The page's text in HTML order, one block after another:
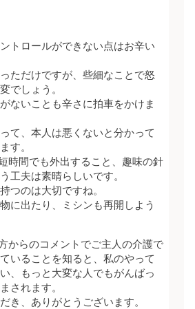
トロールができない点はお辛い
ただけですが、些細なことで怒
でしょう。
ないことも辛さに拍車をかけま
て、本人は悪くないと分かって
す。
時間でも外出すること、趣味の針
工夫は素晴らしいです。
つのは大切ですね。
に出たり、ミシンも再開しよう
からのコメントでご主人の介護で
いることを知ると、私のやって
、もっと大変な人でもがんばっ
されます。
き、ありがとうございます。